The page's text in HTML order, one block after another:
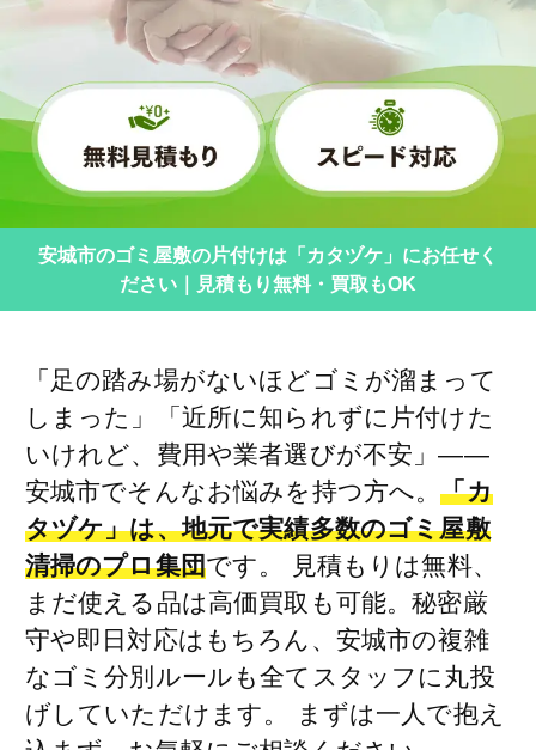
安城市のゴミ屋敷の片付けは「カタヅケ」にお任せく
ださい｜見積もり無料・買取もOK
「足の踏み場がないほどゴミが溜まって
しまった」「近所に知られずに片付けた
いけれど、費用や業者選びが不安」――
安城市でそんなお悩みを持つ方へ。「カ
タヅケ」は、地元で実績多数のゴミ屋敷
清掃のプロ集団です。 見積もりは無料、
まだ使える品は高価買取も可能。秘密厳
守や即日対応はもちろん、安城市の複雑
なゴミ分別ルールも全てスタッフに丸投
げしていただけます。 まずは一人で抱え